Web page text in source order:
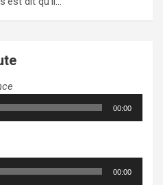
00:00
00:00